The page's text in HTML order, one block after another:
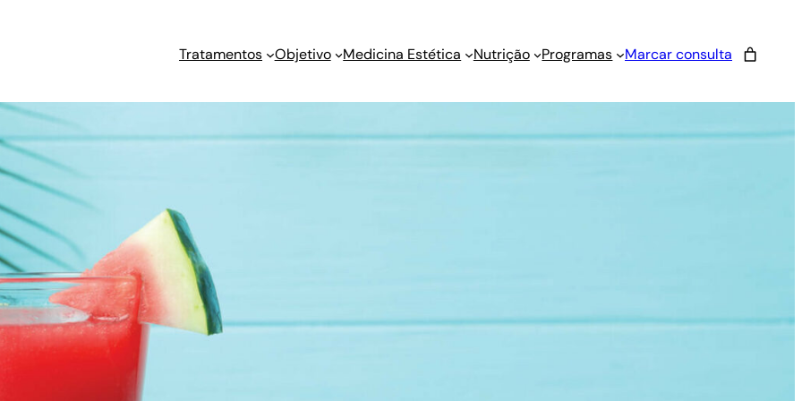
Tratamentos Objetivo Medicina Estética Nutrição Programas Marcar consulta